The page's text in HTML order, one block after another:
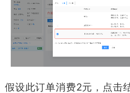
假设此订单消费2元，点击